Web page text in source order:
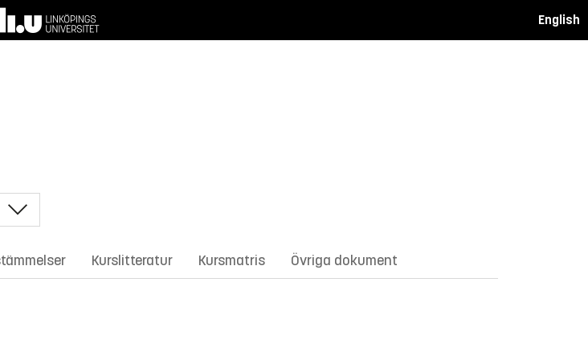
English
Kurslitteratur Kursmatris Övriga dokument